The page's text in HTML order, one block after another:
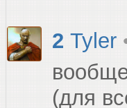
2 Tyler
(для